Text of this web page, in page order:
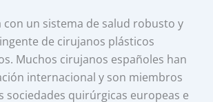
con un sistema de salud robusto y
de cirujanos plásticos
Muchos cirujanos españoles han
internacional y son miembros
sociedades quirúrgicas europeas e